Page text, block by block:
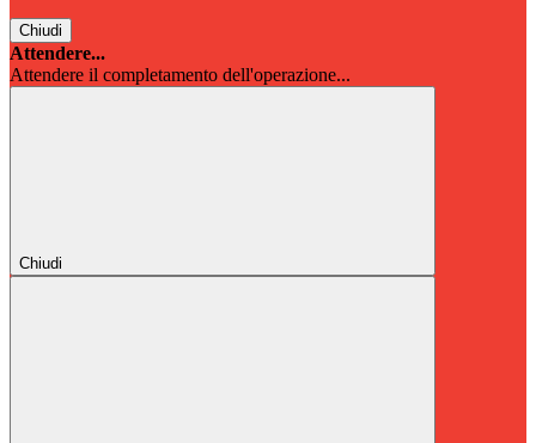
Chiudi
Attendere...
Attendere il completamento dell'operazione...
Chiudi